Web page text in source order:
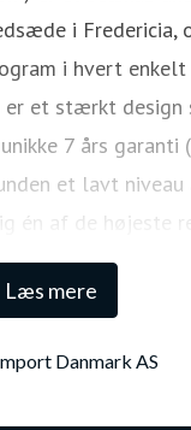
Læs mere
i
i hvert
er et stærkt
7 års
et lavt
én af de højeste